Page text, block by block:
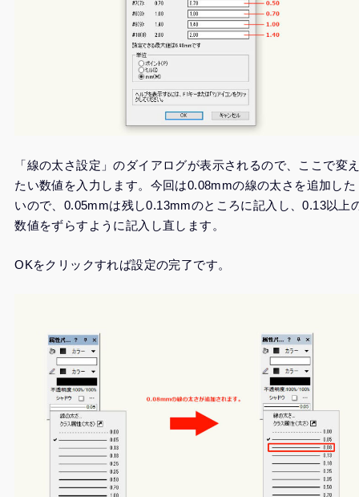
「線の太さ設定」のダイアログが表示されるので、ここで変
たい数値を入力します。今回は0.08mmの線の太さを追加した
いので、0.05mmは残し0.13mmのところに記入し、0.13以上
数値をずらすように記入し直します。
OKをクリックすれば設定の完了です。